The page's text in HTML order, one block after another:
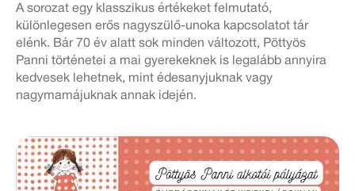
A sorozat egy klasszikus értékeket felmutató,
különlegesen erős nagyszülő-unoka kapcsolatot tár
elénk. Bár 70 év alatt sok minden változott, Pöttyös
Panni történetei a mai gyerekeknek is legalább annyira
kedvesek lehetnek, mint édesanyjuknak vagy
nagymamájuknak annak idején.